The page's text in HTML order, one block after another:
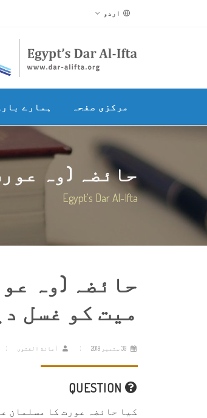
اردو
مرکزی صفحہ ہمارے
حائضہ (وہ
Egypt's Dar Al-Ifta
حائضہ (وہ
میت کو غسل
أمانة الفتوى
کیا حائضہ عورت کا مسلمان